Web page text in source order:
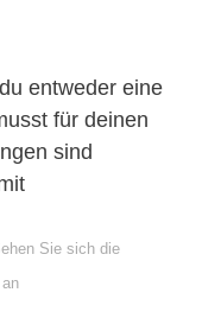
entweder eine
für deinen
sind
Sie sich die